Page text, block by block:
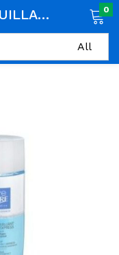
EYE CARE DEMAQUILLANT BIPHASIQUE 2 EN 1 EXPRESS 150 ML 0